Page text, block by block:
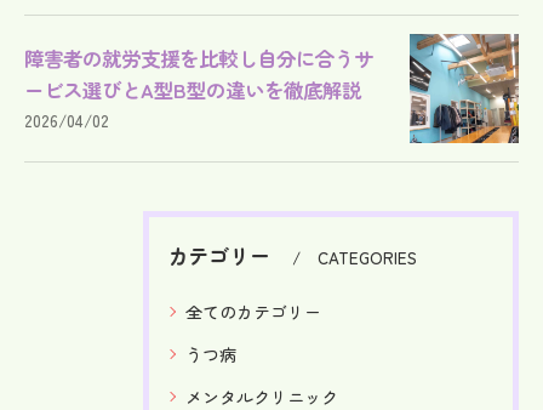
障害者の就労支援を比較し自分に合うサ
ービス選びとA型B型の違いを徹底解説
2026/04/02
カテゴリー CATEGORIES
全てのカテゴリー
うつ病
メンタルクリニック